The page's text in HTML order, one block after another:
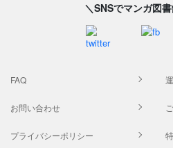
＼SNSでマンガ図
FAQ
お問い合わせ
プライバシーポリシー